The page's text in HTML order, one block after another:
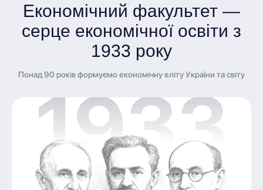
Економічний факультет —
серце економічної освіти з
1933 року
Понад 90 років формуємо економічну еліту України та світу